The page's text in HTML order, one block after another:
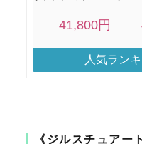
人気ラン
《ジルスチュアー